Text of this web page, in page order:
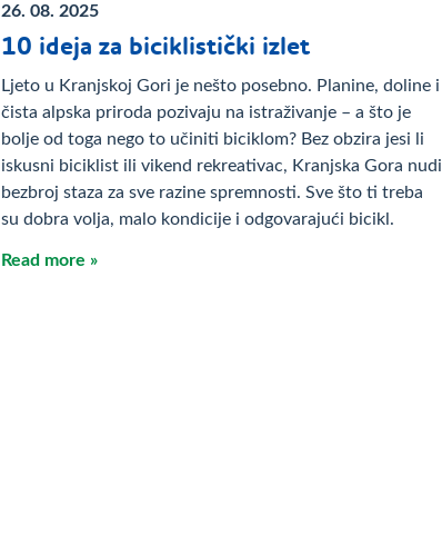
26. 08. 2025
10 ideja za biciklistički izlet
Ljeto u Kranjskoj Gori je nešto posebno. Planine, doline i
čista alpska priroda pozivaju na istraživanje – a što je
bolje od toga nego to učiniti biciklom? Bez obzira jesi li
iskusni biciklist ili vikend rekreativac, Kranjska Gora nudi
bezbroj staza za sve razine spremnosti. Sve što ti treba
su dobra volja, malo kondicije i odgovarajući bicikl.
Read more »